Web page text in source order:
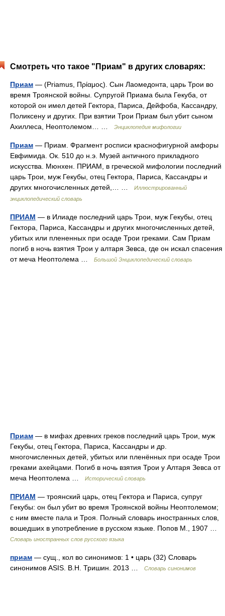
Смотреть что такое "Приам" в других словарях:
Приам — (Priamus, Πρίαμος). Сын Лаомедонта, царь Трои во
время Троянской войны. Супругой Приама была Гекуба, от
которой он имел детей Гектора, Париса, Дейфоба, Кассандру,
Поликсену и других. При взятии Трои Приам был убит сыном
Ахиллеса, Неоптолемом… …
Энциклопедия мифологии
Приам — Приам. Фрагмент росписи краснофигурной амфоры
Евфимида. Ок. 510 до н.э. Музей античного прикладного
искусства. Мюнхен. ПРИАМ, в греческой мифологии последний
царь Трои, муж Гекубы, отец Гектора, Париса, Кассандры и
других многочисленных детей,… …
Иллюстрированный
энциклопедический словарь
ПРИАМ — в Илиаде последний царь Трои, муж Гекубы, отец
Гектора, Париса, Кассандры и других многочисленных детей,
убитых или плененных при осаде Трои греками. Сам Приам
погиб в ночь взятия Трои у алтаря Зевса, где он искал спасения
от меча Неоптолема …
Большой Энциклопедический словарь
Приам — в мифах древних греков последний царь Трои, муж
Гекубы, отец Гектора, Париса, Кассандры и др.
многочисленных детей, убитых или пленённых при осаде Трои
греками ахейцами. Погиб в ночь взятия Трои у Алтаря Зевса от
меча Неоптолема …
Исторический словарь
ПРИАМ — троянский царь, отец Гектора и Париса, супруг
Гекубы: он был убит во время Троянской войны Неоптолемом;
с ним вместе пала и Троя. Полный словарь иностранных слов,
вошедших в употребление в русском языке. Попов М., 1907 …
Словарь иностранных слов русского языка
приам — сущ., кол во синонимов: 1 • царь (32) Словарь
синонимов ASIS. В.Н. Тришин. 2013 …
Словарь синонимов